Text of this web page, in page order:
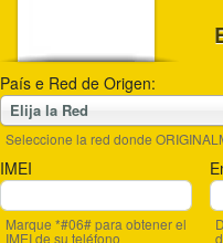
País e Red de Origen:
Elija la Red
Seleccione la red donde
IMEI
Marque *#06# para obtener el
IMEI de su teléfono